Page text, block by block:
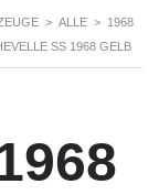
> ALLE > 1968
SS 1968 GELB